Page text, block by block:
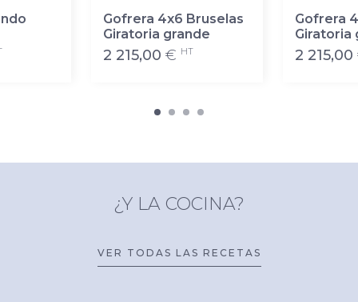
Gofrera 4x6 Bruselas
Giratoria grande
2 215,00 € HT
Gofrera
Giratoria
2 215,00
¿Y LA COCINA?
VER TODAS LAS RECETAS